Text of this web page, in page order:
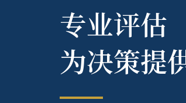
专业评估
为决策提